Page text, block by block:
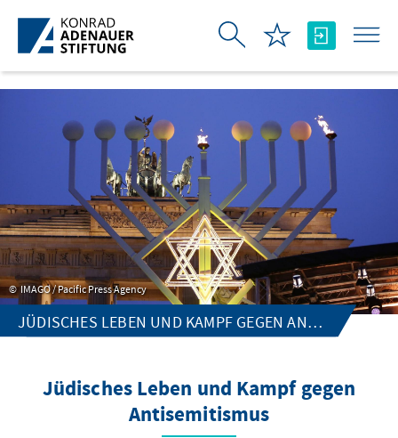
Skip to Main Content
IMAGO / Pacific Press Agency
JÜDISCHES LEBEN UND KAMPF GEGEN ANTISEMITISMUS
Jüdisches Leben und Kampf gegen
Antisemitismus